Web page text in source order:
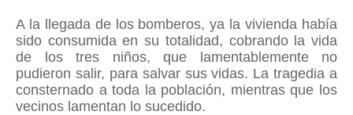
A la llegada de los bomberos, ya la vivienda había
sido consumida en su totalidad, cobrando la vida
de los tres niños, que lamentablemente no
pudieron salir, para salvar sus vidas. La tragedia a
consternado a toda la población, mientras que los
vecinos lamentan lo sucedido.